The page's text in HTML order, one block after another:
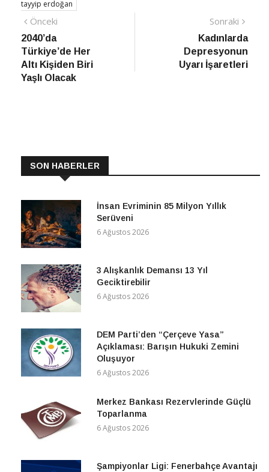
tayyip erdoğan
Yazı
gezinmesi
Önceki
2040’da
Türkiye’de Her
Altı Kişiden Biri
Yaşlı Olacak
Sonraki
Kadınlarda
Depresyonun
Uyarı İşaretleri
SON HABERLER
İnsan Evriminin 85 Milyon Yıllık
Serüveni
6 Ağustos 2026
3 Alışkanlık Demansı 13 Yıl
Geciktirebilir
6 Ağustos 2026
DEM Parti’den “Çerçeve Yasa”
Açıklaması: Barışın Hukuki Zemini
Oluşuyor
6 Ağustos 2026
Merkez Bankası Rezervlerinde Güçlü
Toparlanma
6 Ağustos 2026
Şampiyonlar Ligi: Fenerbahçe Avantajı